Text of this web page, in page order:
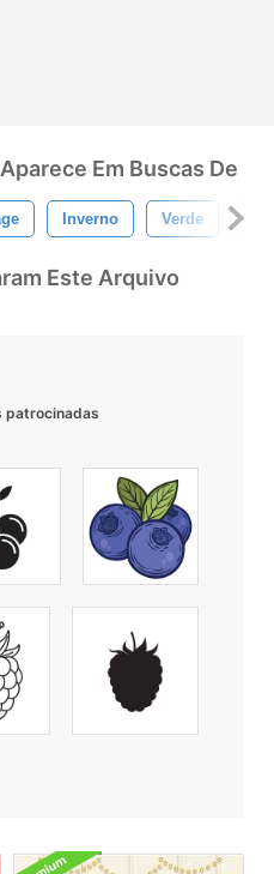
Em Buscas De
Inverno Verde
Este Arquivo
patrocinadas